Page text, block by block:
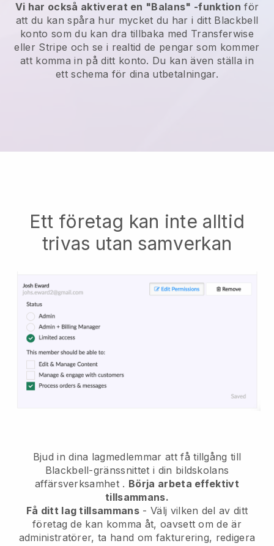
Vi har också aktiverat en "Balans" -funktion för
att du kan spåra hur mycket du har i ditt Blackbell
konto som du kan dra tillbaka med Transferwise
eller Stripe och se i realtid de pengar som kommer
att komma in på ditt konto. Du kan även ställa in
ett schema för dina utbetalningar.
Ett företag kan inte alltid
trivas utan samverkan
Bjud in dina lagmedlemmar att få tillgång till
Blackbell-gränssnittet i din bildskolans
affärsverksamhet . Börja arbeta effektivt
tillsammans.
Få ditt lag tillsammans - Välj vilken del av ditt
företag de kan komma åt, oavsett om de är
administratörer, ta hand om fakturering, redigera